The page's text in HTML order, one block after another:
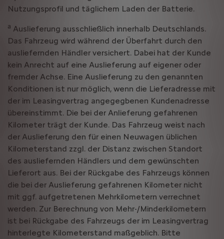
Nutzungsprofil und täglichem Laden der Batterie.
a Auslieferung ausschließlich innerhalb Deutschlands.
Das Fahrzeug wird während der Überfahrt durch den
ausliefernden Händler versichert. Dabei hat der Kunde
kein Anrecht auf eine Auslieferung auf eigener oder
fremder Achse. Eine Auslieferung zu den genannten
Konditionen ist nur möglich, wenn die Lieferadresse mit
der im Leasingvertrag angegegbenen Kundenadresse
übereinstimmt. Die bei der Anlieferung gefahrenen
Kilometer trägt der Kunde. Das Fahrzeug weist nach
der Auslieferung den für einen Neuwagen üblichen
Kilometerstand zzgl. der Distanz zwischen Standort
des ausliefernden Händlers und dem gewünschten
Lieferort aus. Bei der Rückgabe des Fahrzeugs können
die bei der Auslieferung gefahrenen Kilometer nicht
mit ggf. aufgetretenen Mehrkilometern verrechnet
werden. Zur Berechnung von Mehr-/Minderkilometern
ist bei Rückgabe des Fahrzeugs der im Leasingvertrag
hinterlegte Kilometerstand maßgeblich. Bitte